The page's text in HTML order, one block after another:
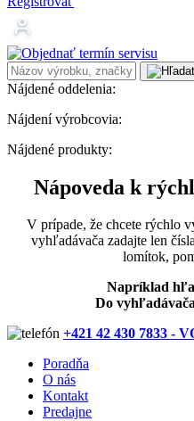
Nájdené oddelenia:
Nájdení výrobcovia:
Nájdené produkty:
Nápoveda k
V prípade, že chcete rýchlo
vyhľadávača zadajte len
lomítok,
Napríklad
Do
+421 42 430 7833 -
Poradňa
O nás
Kontakt
Predajne